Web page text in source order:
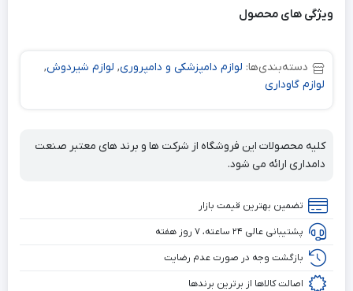
ویژگی های محصول
دسته‌بندی‌ها: لوازم دامپزشکی و دامپروری, لوازم شیردوش,
لوازم گاوداری
کلیه محصولات این فروشگاه از شرکت ها و برند های معتبر صنعت
دامداری ارائه می شود.
تضمین بهترین قیمت بازار
پشتیبانی عالی ۲۴ ساعته، ۷ روز هفته
بازگشت وجه در صورت عدم رضایت
اصالت کالاها از برترین برندها